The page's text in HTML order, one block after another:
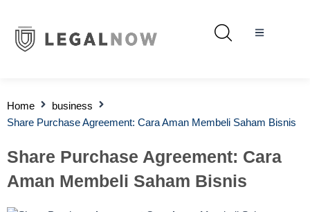
Home
business
Share Purchase Agreement: Cara Aman Membeli Saham Bisnis
Share Purchase Agreement: Cara
Aman Membeli Saham Bisnis